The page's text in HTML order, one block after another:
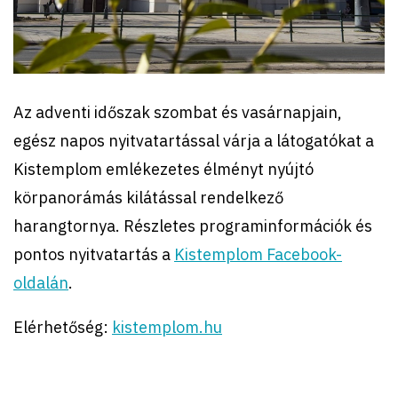
Az adventi időszak szombat és vasárnapjain,
egész napos nyitvatartással várja a látogatókat a
Kistemplom emlékezetes élményt nyújtó
körpanorámás kilátással rendelkező
harangtornya. Részletes programinformációk és
pontos nyitvatartás a Kistemplom Facebook-
oldalán.
Elérhetőség: kistemplom.hu